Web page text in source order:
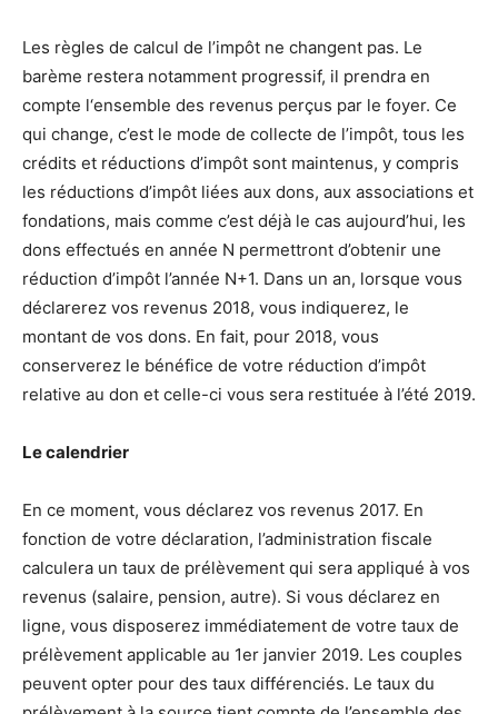
Les règles de calcul de l’impôt ne changent pas. Le
barème restera notamment progressif, il prendra en
compte l‘ensemble des revenus perçus par le foyer. Ce
qui change, c’est le mode de collecte de l’impôt, tous les
crédits et réductions d’impôt sont maintenus, y compris
les réductions d’impôt liées aux dons, aux associations et
fondations, mais comme c’est déjà le cas aujourd’hui, les
dons effectués en année N permettront d’obtenir une
réduction d’impôt l’année N+1. Dans un an, lorsque vous
déclarerez vos revenus 2018, vous indiquerez, le
montant de vos dons. En fait, pour 2018, vous
conserverez le bénéfice de votre réduction d’impôt
relative au don et celle-ci vous sera restituée à l’été 2019.
Le calendrier
En ce moment, vous déclarez vos revenus 2017. En
fonction de votre déclaration, l’administration fiscale
calculera un taux de prélèvement qui sera appliqué à vos
revenus (salaire, pension, autre). Si vous déclarez en
ligne, vous disposerez immédiatement de votre taux de
prélèvement applicable au 1er janvier 2019. Les couples
peuvent opter pour des taux différenciés. Le taux du